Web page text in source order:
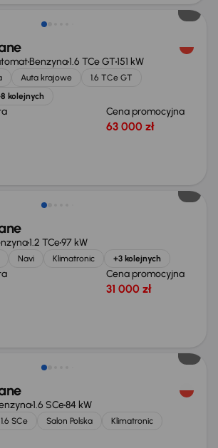
Benzyna1.6 TCe GT151 kW
Auta krajowe
1.6 TCe GT
kolejnych
Cena promocyjna
63 000 zł
1.2 TCe97 kW
Navi Klimatronic +3 kolejnych
Cena promocyjna
31 000 zł
1.6 SCe84 kW
1.6 SCe Salon Polska
Klimatronic